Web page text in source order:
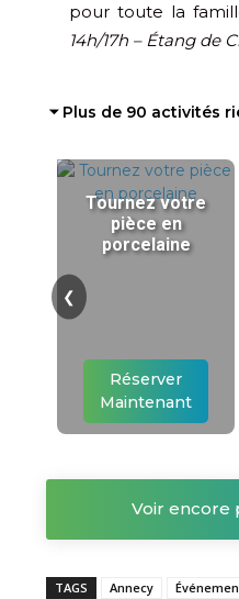
pour toute la
14h/17h – Étang de
⏷ Plus de 90 activités
Tournez votre
pièce en
porcelaine
Réserver
Maintenant
❮
Voir encore
TAGS Annecy